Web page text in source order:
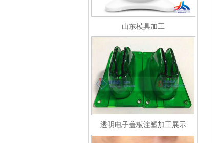
山东模具加工
透明电子盖板注塑加工展示